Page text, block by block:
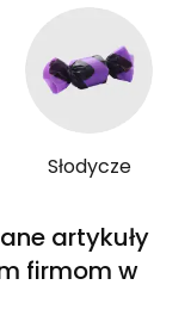
Słodycze
artykuły
firmom w